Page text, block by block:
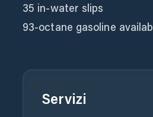
35 in-water slips
93-octane gasoline
Servizi